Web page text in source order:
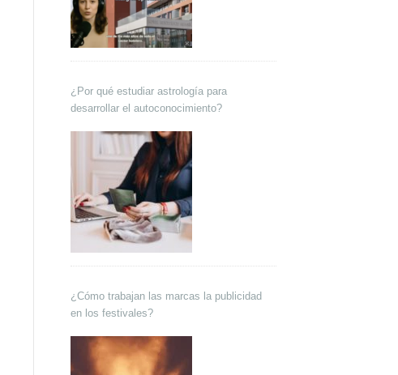
¿Por qué estudiar astrología para
desarrollar el autoconocimiento?
¿Cómo trabajan las marcas la publicidad
en los festivales?